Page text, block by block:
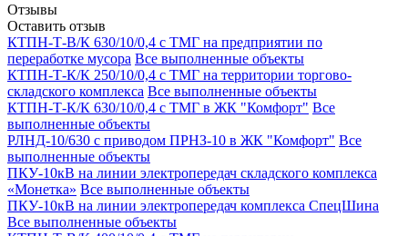
Отзывы
Оставить отзыв
КТПН-Т-В/К 630/10/0,4 с ТМГ на предприятии по
переработке мусора Все выполненные объекты
КТПН-Т-К/К 250/10/0,4 с ТМГ на территории торгово-
складского комплекса Все выполненные объекты
КТПН-Т-К/К 630/10/0,4 с ТМГ в ЖК "Комфорт" Все
выполненные объекты
РЛНД-10/630 с приводом ПРНЗ-10 в ЖК "Комфорт" Все
выполненные объекты
ПКУ-10кВ на линии электропередач складского комплекса
«Монетка» Все выполненные объекты
ПКУ-10кВ на линии электропередач комплекса СпецШина
Все выполненные объекты